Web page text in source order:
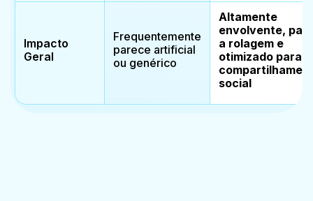
Impacto
Geral
Frequentemente
parece artificial
ou genérico
Altamente
envolvente,
a rolagem e
otimizado para
social